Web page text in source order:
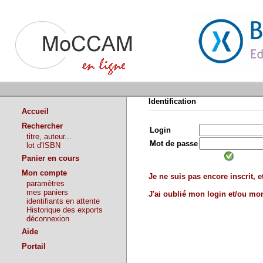
Accueil
Rechercher
titre, auteur...
lot d'ISBN
Panier en cours
Mon compte
paramètres
mes paniers
identifiants en attente
Historique des exports
déconnexion
Aide
Portail
Identification
Login
Mot de passe
Je ne suis pas encore inscrit,
J'ai oublié mon login et/ou